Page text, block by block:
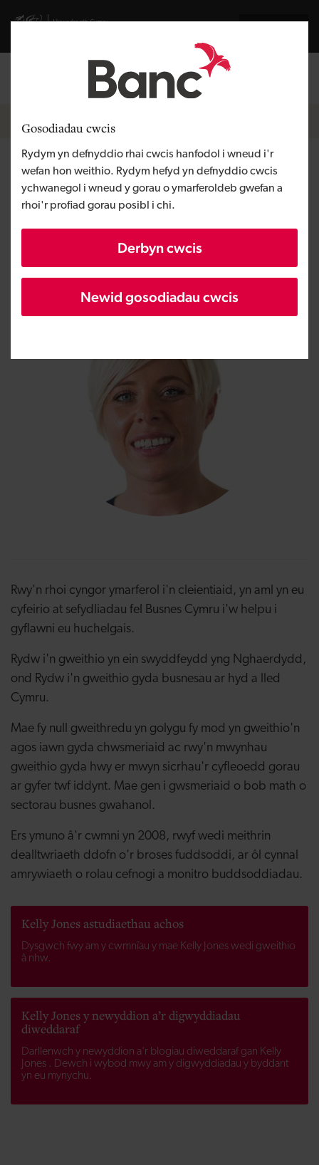
Gosodiadau cwcis
Rydym yn defnyddio rhai cwcis hanfodol i wneud i'r
wefan hon weithio. Rydym hefyd yn defnyddio cwcis
ychwanegol i wneud y gorau o ymarferoldeb gwefan a
rhoi'r profiad gorau posibl i chi.
Derbyn cwcis
Newid gosodiadau cwcis
Visit gov.wales website
Mewngofnodi
Breadcrumb
Pobl a thimau
Kelly Jones
aml yn eu cyfeirio at sefydliadau fel Busnes Cymru
i'w helpu i gyflawni eu huchelgais.
Rwy'n rhoi cyngor ymarferol i'n cleientiaid, yn aml yn eu
cyfeirio at sefydliadau fel Busnes Cymru i'w helpu i
gyflawni eu huchelgais.
Rydw i'n gweithio yn ein swyddfeydd yng Nghaerdydd,
ond Rydw i'n gweithio gyda busnesau ar hyd a lled
Cymru.
Mae fy null gweithredu yn golygu fy mod yn gweithio'n
agos iawn gyda chwsmeriaid ac rwy'n mwynhau
gweithio gyda hwy er mwyn sicrhau'r cyfleoedd gorau
ar gyfer twf iddynt. Mae gen i gwsmeriaid o bob math o
sectorau busnes gwahanol.
Ers ymuno â'r cwmni yn 2008, rwyf wedi meithrin
dealltwriaeth ddofn o'r broses fuddsoddi, ar ôl cynnal
amrywiaeth o rolau cefnogi a monitro buddsoddiadau.
Kelly Jones astudiaethau achos
Dysgwch fwy am y cwmnïau y mae Kelly Jones wedi gweithio
â nhw.
Kelly Jones y newyddion a’r digwyddiadau
diweddaraf
Darllenwch y newyddion a'r blogiau diweddaraf gan Kelly
Jones . Dewch i wybod mwy am y digwyddiadau y byddant
yn eu mynychu.